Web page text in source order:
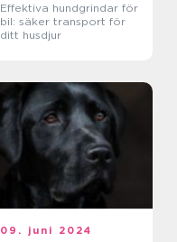
Effektiva hundgrindar för
bil: säker transport för
ditt husdjur
09. juni 2024